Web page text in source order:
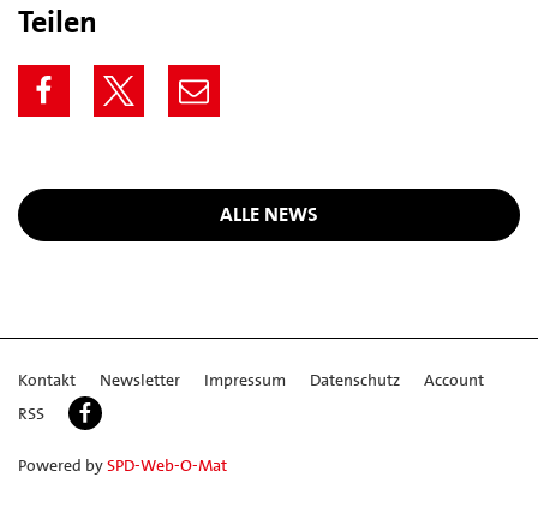
Teilen
ALLE NEWS
Kontakt Newsletter Impressum Datenschutz
Account
RSS
Powered bySPD-Web-O-Mat